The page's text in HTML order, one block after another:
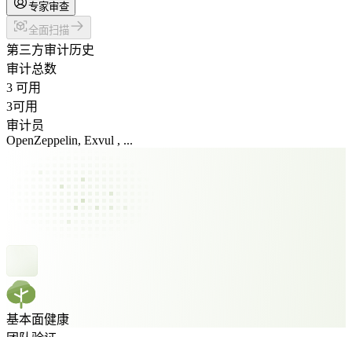
专家审查
全面扫描
第三方审计历史
审计总数
3 可用
3可用
审计员
OpenZeppelin, Exvul , ...
基本面健康